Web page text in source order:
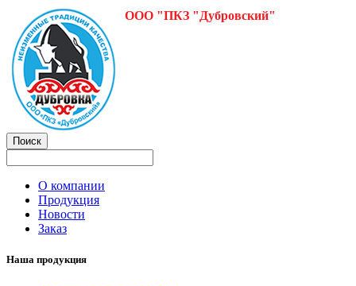
ООО "ПКЗ "Дубровский"
О компании
Продукция
Новости
Заказ
Наша продукция